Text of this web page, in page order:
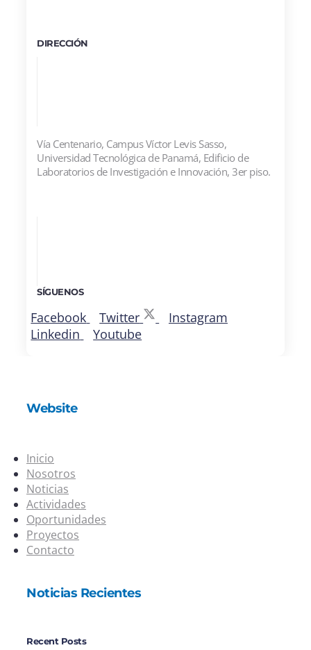
DIRECCIÓN
Vía Centenario, Campus Víctor Levis Sasso,
Universidad Tecnológica de Panamá, Edificio de
Laboratorios de Investigación e Innovación, 3er piso.
SÍGUENOS
Facebook Twitter
Instagram
Linkedin
Youtube
Website
Inicio
Nosotros
Noticias
Actividades
Oportunidades
Proyectos
Contacto
Noticias Recientes
Recent Posts